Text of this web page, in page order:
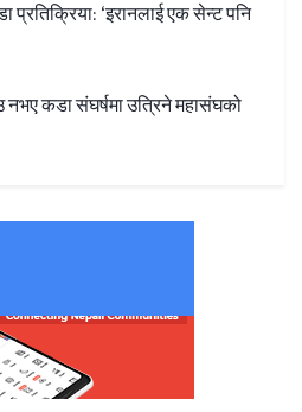
प्रतिक्रिया: ‘इरानलाई एक सेन्ट पनि
नभए कडा संघर्षमा उत्रिने महासंघको